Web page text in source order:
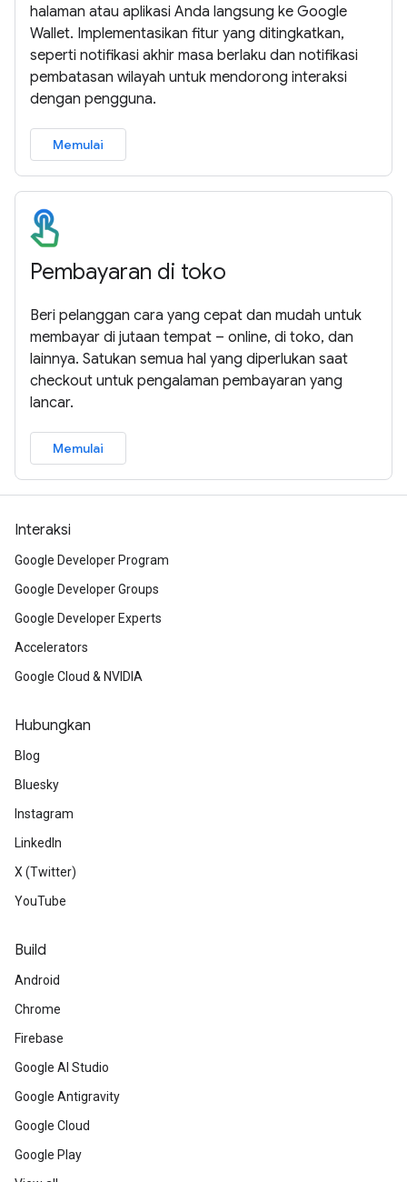
halaman atau aplikasi Anda langsung ke Google
Wallet. Implementasikan fitur yang ditingkatkan,
seperti notifikasi akhir masa berlaku dan notifikasi
pembatasan wilayah untuk mendorong interaksi
dengan pengguna.
Memulai
Pembayaran di toko
Beri pelanggan cara yang cepat dan mudah untuk
membayar di jutaan tempat – online, di toko, dan
lainnya. Satukan semua hal yang diperlukan saat
checkout untuk pengalaman pembayaran yang
lancar.
Memulai
Interaksi
Google Developer Program
Google Developer Groups
Google Developer Experts
Accelerators
Google Cloud & NVIDIA
Hubungkan
Blog
Bluesky
Instagram
LinkedIn
X (Twitter)
YouTube
Build
Android
Chrome
Firebase
Google AI Studio
Google Antigravity
Google Cloud
Google Play